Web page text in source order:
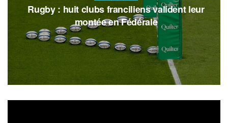
Rugby : huit clubs franciliens valident leur
montée en Fédérale